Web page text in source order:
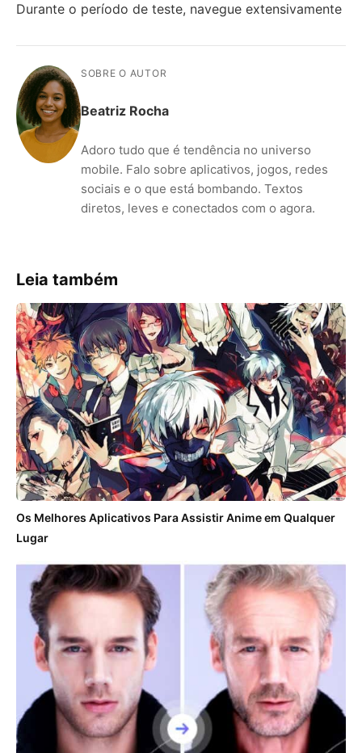
Durante o período de teste, navegue extensivamente
SOBRE O AUTOR
Beatriz Rocha
Adoro tudo que é tendência no universo
mobile. Falo sobre aplicativos, jogos, redes
sociais e o que está bombando. Textos
diretos, leves e conectados com o agora.
Leia também
Os Melhores Aplicativos Para Assistir Anime em Qualquer
Lugar